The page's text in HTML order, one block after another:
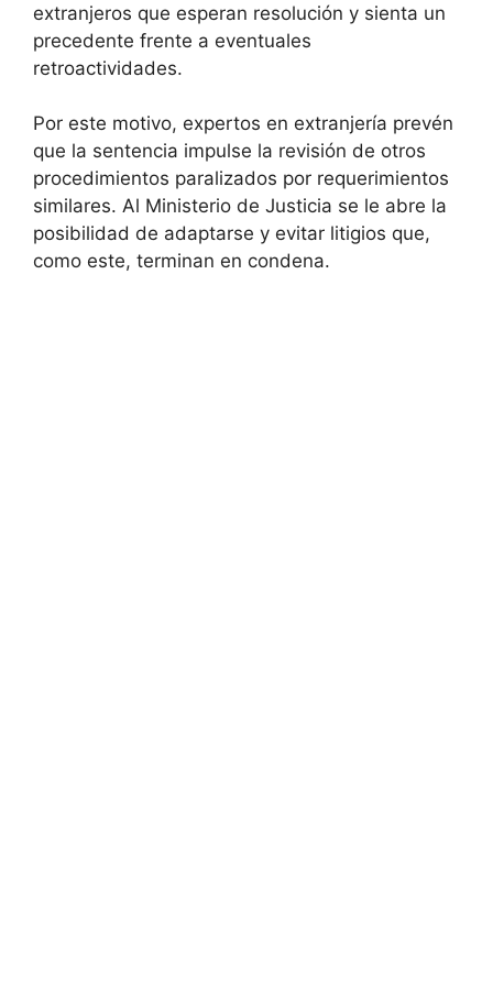
extranjeros que esperan resolución y sienta un
precedente frente a eventuales
retroactividades.
Por este motivo, expertos en extranjería prevén
que la sentencia impulse la revisión de otros
procedimientos paralizados por requerimientos
similares. Al Ministerio de Justicia se le abre la
posibilidad de adaptarse y evitar litigios que,
como este, terminan en condena.